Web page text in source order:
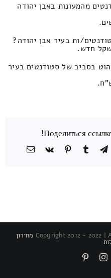
מהמעונות באבן יהודה
ות בעיר אבן יהודה?
בסביב של סטודנטים בעיר
Поделиться
Telegram
Tumblr
Pinterest
Vk
כתובת
Copyright 2012 - 2022 | מחירון
Instagram